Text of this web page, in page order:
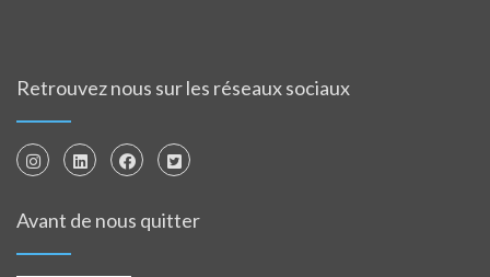
Retrouvez nous sur les réseaux sociaux
Avant de nous quitter